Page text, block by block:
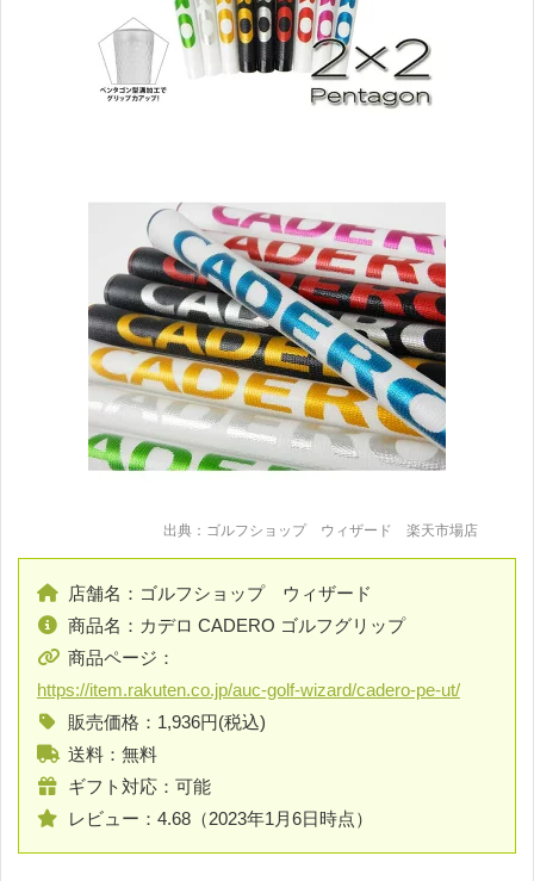
出典：ゴルフショップ ウィザード 楽天市場店
店舗名：ゴルフショップ ウィザード
商品名：カデロ CADERO ゴルフグリップ
商品ページ：
https://item.rakuten.co.jp/auc-golf-wizard/cadero-pe-ut/
販売価格：1,936円(税込)
送料：無料
ギフト対応：可能
レビュー：4.68（2023年1月6日時点）